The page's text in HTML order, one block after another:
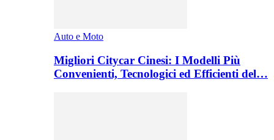
Auto e Moto
Migliori Citycar Cinesi: I Modelli Più
Convenienti, Tecnologici ed Efficienti del…